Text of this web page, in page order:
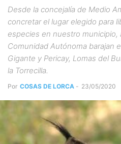
Desde la concejalía de Medio
concretar el lugar elegido para
especies en nuestro municipio,
Comunidad Autónoma barajan
Gigante y Pericay, Lomas del
la Torrecilla.
Por COSAS DE LORCA - 23/05/2020